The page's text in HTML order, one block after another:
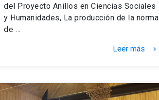
del Proyecto Anillos en Ciencias Sociales
y Humanidades, La producción de la norma
de …
Leer más keyboard_arrow_right